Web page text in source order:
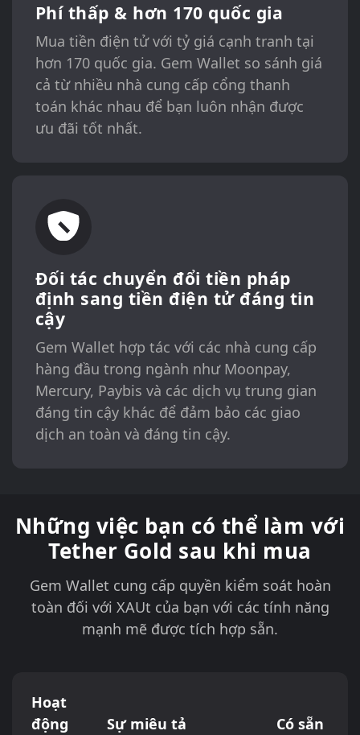
Phí thấp & hơn 170 quốc gia
Mua tiền điện tử với tỷ giá cạnh tranh tại
hơn 170 quốc gia. Gem Wallet so sánh giá
cả từ nhiều nhà cung cấp cổng thanh
toán khác nhau để bạn luôn nhận được
ưu đãi tốt nhất.
Đối tác chuyển đổi tiền pháp
định sang tiền điện tử đáng tin
cậy
Gem Wallet hợp tác với các nhà cung cấp
hàng đầu trong ngành như Moonpay,
Mercury, Paybis và các dịch vụ trung gian
đáng tin cậy khác để đảm bảo các giao
dịch an toàn và đáng tin cậy.
Những việc bạn có thể làm với
Tether Gold sau khi mua
Gem Wallet cung cấp quyền kiểm soát hoàn
toàn đối với XAUt của bạn với các tính năng
mạnh mẽ được tích hợp sẵn.
Hoạt
động
Sự miêu tả Có sẵn